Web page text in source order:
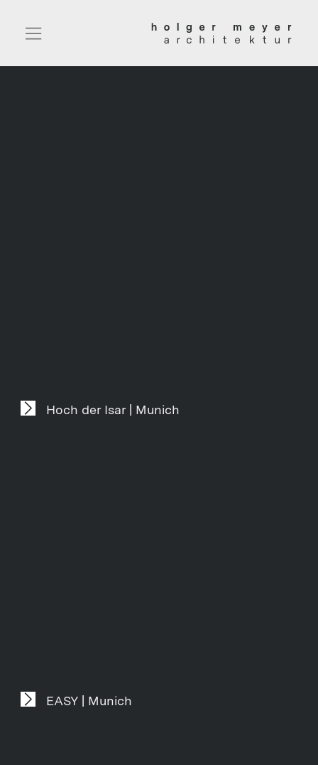
Hoch der Isar | Munich
EASY | Munich